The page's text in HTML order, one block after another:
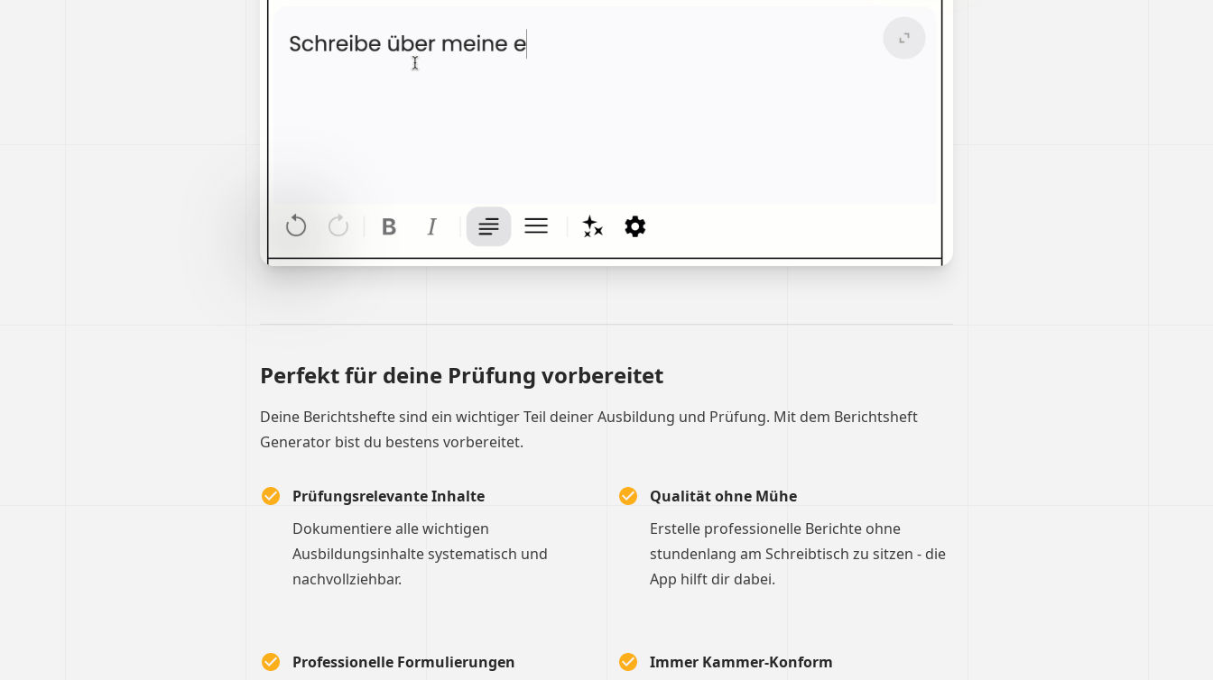
Perfekt für deine Prüfung vorbereitet
Deine Berichtshefte sind ein wichtiger Teil deiner Ausbildung und Prüfung. Mit dem Berichtsheft
Generator bist du bestens vorbereitet.
Prüfungsrelevante Inhalte
Dokumentiere alle wichtigen
Ausbildungsinhalte systematisch und
nachvollziehbar.
Qualität ohne Mühe
Erstelle professionelle Berichte ohne
stundenlang am Schreibtisch zu sitzen - die
App hilft dir dabei.
Professionelle Formulierungen
Immer Kammer-Konform